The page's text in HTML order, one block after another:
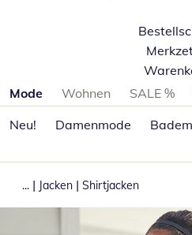
Produktkategorien
Mode Wohnen SALE %
Neu!
Damenmode
... | Jacken | Shirtjacken